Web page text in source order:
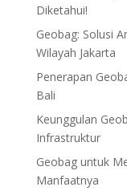
Diketahui!
Geobag: Solusi
Wilayah Jakarta
Penerapan
Bali
Keunggulan
Infrastruktur
Geobag untuk
Manfaatnya